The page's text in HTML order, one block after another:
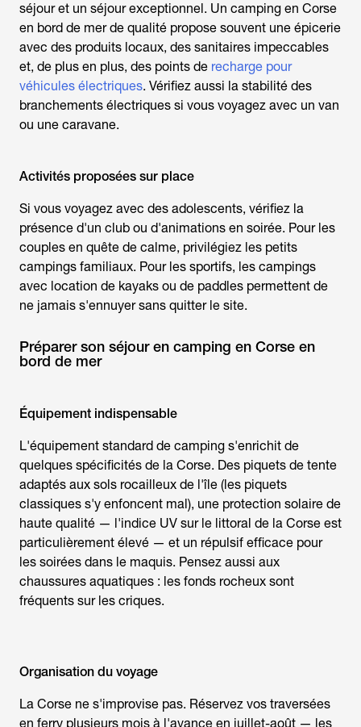
séjour et un séjour exceptionnel. Un camping en Corse
en bord de merde qualité propose souvent une épicerie
avec des produits locaux, des sanitaires impeccables
et, de plus en plus, des points de recharge pour
véhicules électriques. Vérifiez aussi la stabilité des
branchements électriques si vous voyagez avec un van
ou une caravane.
Activités proposées sur place
Si vous voyagez avec des adolescents, vérifiez la
présence d'un club ou d'animations en soirée. Pour les
couples en quête de calme, privilégiez les petits
campings familiaux. Pour les sportifs, les campings
avec location de kayaks ou de paddles permettent de
ne jamais s'ennuyer sans quitter le site.
Préparer son séjour en camping en Corse en
bord de mer
Équipement indispensable
L'équipement standard de camping s'enrichit de
quelques spécificités de la Corse. Des piquets de tente
adaptés aux sols rocailleux de l'île (les piquets
classiques s'y enfoncent mal), une protection solaire de
haute qualité — l'indice UV sur le littoral de la Corse est
particulièrement élevé — et un répulsif efficace pour
les soirées dans le maquis. Pensez aussi aux
chaussures aquatiques : les fonds rocheux sont
fréquents sur les criques.
Organisation du voyage
La Corse ne s'improvise pas. Réservez vos traversées
en ferry plusieurs mois à l'avance en juillet-août — les